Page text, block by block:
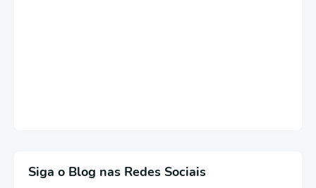
Siga o Blog nas Redes Sociais